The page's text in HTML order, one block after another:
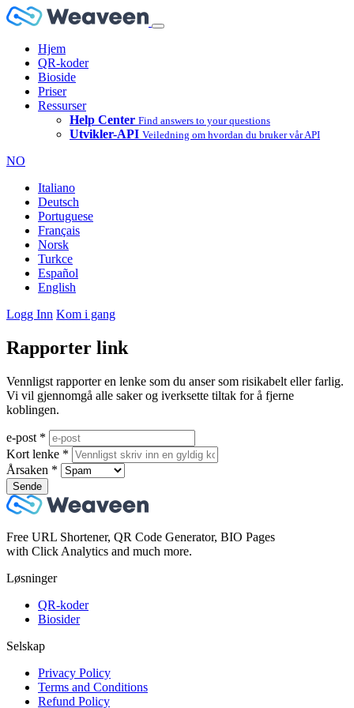
Hjem
QR-koder
Bioside
Priser
Ressurser
Help Center Find answers to your questions
Utvikler-API Veiledning om hvordan du bruker vår API
NO
Italiano
Deutsch
Portuguese
Français
Norsk
Turkce
Español
English
Logg Inn Kom i gang
Rapporter link
Vennligst rapporter en lenke som du anser som risikabelt eller farlig.
Vi vil gjennomgå alle saker og iverksette tiltak for å fjerne
koblingen.
e-post *
Kort lenke *
Årsaken *
Sende
Free URL Shortener, QR Code Generator, BIO Pages
with Click Analytics and much more.
Løsninger
QR-koder
Biosider
Selskap
Privacy Policy
Terms and Conditions
Refund Policy